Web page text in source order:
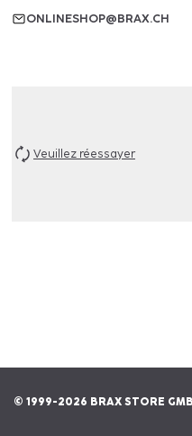
ONLINESHOP@BRAX.CH
Veuillez réessayer
© 1999-2026 BRAX STORE